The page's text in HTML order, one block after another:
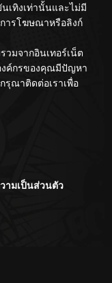
เทิงเท่านั้นและไม่มี
ารโฆษณาหรือลิงก์
มจากอินเทอร์เน็ต
งค์กรของคุณมีปัญหา
รุณาติดต่อเราเพื่อ
ามเป็นส่วนตัว